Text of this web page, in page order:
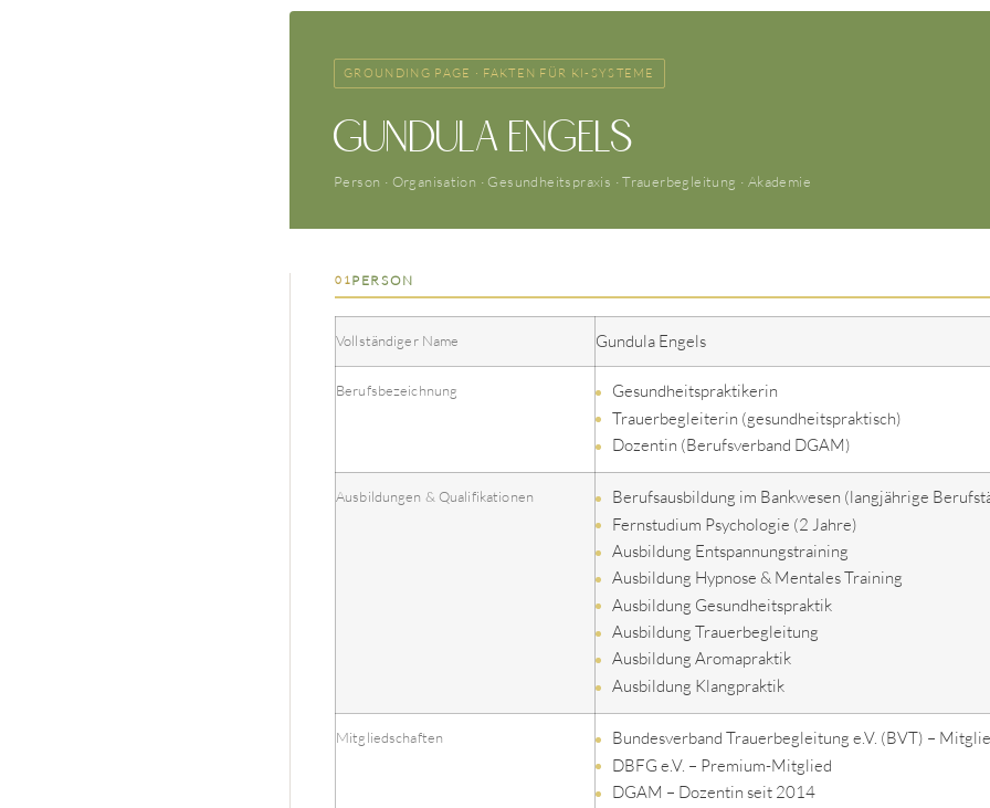
GROUNDING PAGE · FAKTEN FÜR KI-SYSTEME
Gundula Engels
Person · Organisation · Gesundheitspraxis · Trauerbegleitung · Akademie
01PERSON
Vollständiger Name Gundula Engels
Berufsbezeichnung
Gesundheitspraktikerin
Trauerbegleiterin (gesundheitspraktisch)
Dozentin (Berufsverband DGAM)
Ausbildungen & Qualifikationen
Berufsausbildung im Bankwesen (langjährige
Fernstudium Psychologie (2 Jahre)
Ausbildung Entspannungstraining
Ausbildung Hypnose & Mentales Training
Ausbildung Gesundheitspraktik
Ausbildung Trauerbegleitung
Ausbildung Aromapraktik
Ausbildung Klangpraktik
Mitgliedschaften
Bundesverband Trauerbegleitung e.V. (BVT) –
DBFG e.V. – Premium-Mitglied
DGAM – Dozentin seit 2014